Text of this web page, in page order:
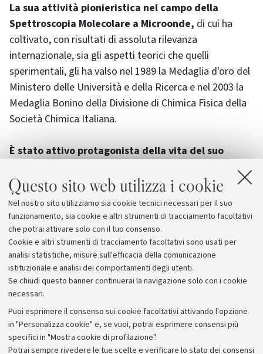
Questo sito web utilizza i cookie
Nel nostro sito utilizziamo sia cookie tecnici necessari per il suo
funzionamento, sia cookie e altri strumenti di tracciamento facoltativi
che potrai attivare solo con il tuo consenso.
Cookie e altri strumenti di tracciamento facoltativi sono usati per
analisi statistiche, misure sull'efficacia della comunicazione
istituzionale e analisi dei comportamenti degli utenti.
Se chiudi questo banner continuerai la navigazione solo con i cookie
necessari.
Puoi esprimere il consenso sui cookie facoltativi attivando l'opzione
in "Personalizza cookie" e, se vuoi, potrai esprimere consensi più
specifici in "Mostra cookie di profilazione".
Potrai sempre rivedere le tue scelte e verificare lo stato dei consensi
La sua attività pionieristica nel campo della
Spettroscopia Molecolare a Microonde, di cui ha
coltivato, con risultati di assoluta rilevanza
internazionale, sia gli aspetti teorici che quelli
sperimentali, gli ha valso nel 1989 la Medaglia d'oro del
Ministero delle Università e della Ricerca e nel 2003 la
Medaglia Bonino della Divisione di Chimica Fisica della
Società Chimica Italiana.
È stato attivo protagonista della vita del suo
nazionale ed internazionalericoprendo il ruolo di
direttore dell'Istituto di Chimica "G. Ciamician", ora
diventato Dipartimento, e direttore dell'ex Laboratorio
di Spettroscopia Molecolare del Cnr di Bologna.
Archivio
Comunicati stampa
Redazione